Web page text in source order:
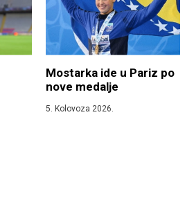
Mostarka ide u Pariz po
nove medalje
5. Kolovoza 2026.